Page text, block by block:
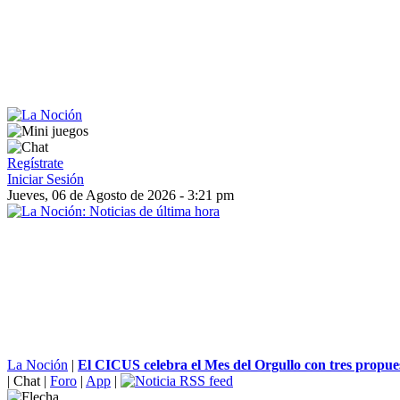
Regístrate
Iniciar Sesión
Jueves, 06 de Agosto de 2026 - 3:21 pm
La Noción | El CICUS celebra el Mes del Orgullo con tres
| Chat | Foro | App |